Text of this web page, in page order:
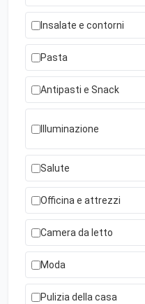
Insalate e contorni
Pasta
Antipasti e Snack
Illuminazione
Salute
Officina e attrezzi
Camera da letto
Moda
Pulizia della casa